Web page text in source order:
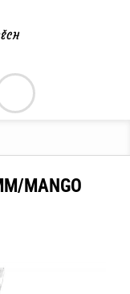
MANGO